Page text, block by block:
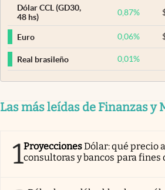
Dólar CCL (GD30,
48 hs)
0,87%
Euro 0,06%
Real brasileño 0,01%
Las más leídas de Finanzas y
1ProyeccionesDólar: qué precio
consultoras y bancos para fines